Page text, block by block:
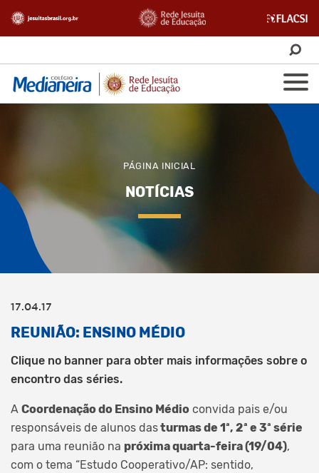
PÁGINA INICIAL
NOTÍCIAS
17.04.17
REUNIÃO: ENSINO MÉDIO
Clique no banner para obter mais informações sobre o
encontro das séries.
A Coordenação do Ensino Médio convida pais e/ou
responsáveis de alunos dasturmas de 1ª, 2ª e 3ª série
para uma reunião na próxima quarta-feira (19/04),
com o tema “Estudo Cooperativo/AP: sentido,